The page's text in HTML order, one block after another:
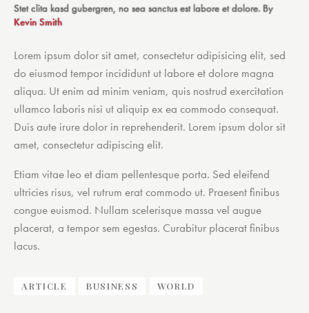
Stet clita kasd gubergren, no sea sanctus est labore et dolore. By
Kevin Smith
Lorem ipsum dolor sit amet, consectetur adipisicing elit, sed
do eiusmod tempor incididunt ut labore et dolore magna
aliqua. Ut enim ad minim veniam, quis nostrud exercitation
ullamco laboris nisi ut aliquip ex ea commodo consequat.
Duis aute irure dolor in reprehenderit. Lorem ipsum dolor sit
amet, consectetur adipiscing elit.
Etiam vitae leo et diam pellentesque porta. Sed eleifend
ultricies risus, vel rutrum erat commodo ut. Praesent finibus
congue euismod. Nullam scelerisque massa vel augue
placerat, a tempor sem egestas. Curabitur placerat finibus
lacus.
ARTICLE BUSINESS WORLD